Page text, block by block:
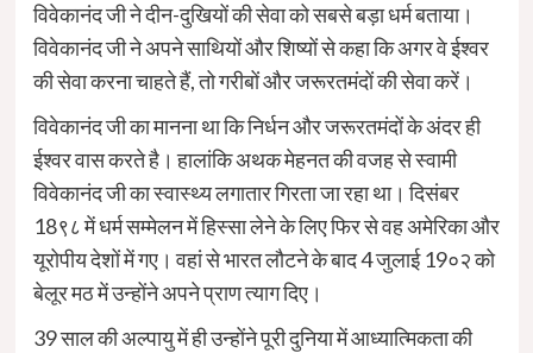
विवेकानंद जी ने दीन-दुखियों की सेवा को सबसे बड़ा धर्म बताया।
विवेकानंद जी ने अपने साथियों और शिष्यों से कहा कि अगर वे ईश्वर
की सेवा करना चाहते हैं, तो गरीबों और जरूरतमंदों की सेवा करें।
विवेकानंद जी का मानना था कि निर्धन और जरूरतमंदों के अंदर ही
ईश्वर वास करते है। हालांकि अथक मेहनत की वजह से स्वामी
विवेकानंद जी का स्वास्थ्य लगातार गिरता जा रहा था। दिसंबर
18९८ में धर्म सम्मेलन में हिस्सा लेने के लिए फिर से वह अमेरिका और
यूरोपीय देशों में गए। वहां से भारत लौटने के बाद 4 जुलाई 19०२ को
बेलूर मठ में उन्होंने अपने प्राण त्याग दिए।
39 साल की अल्पायु में ही उन्होंने पूरी दुनिया में आध्यात्मिकता की